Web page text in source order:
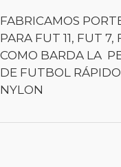
FABRICAMOS
PARA FUT 11, FUT
COMO BARDA LA
DE FUTBOL
NYLON